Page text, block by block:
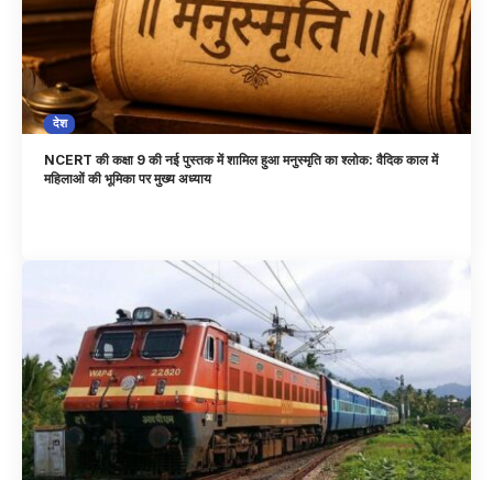
देश
NCERT की कक्षा 9 की नई पुस्तक में शामिल हुआ मनुस्मृति का श्लोक: वैदिक काल में
महिलाओं की भूमिका पर मुख्य अध्याय